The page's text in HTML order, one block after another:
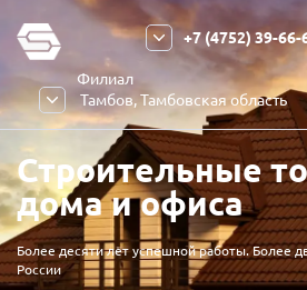
Филиал
Тамбов, Тамбовская область
+7 (4752) 39-66-
Строительные
дома и офиса
Более десяти лет успешной работы. Более
России